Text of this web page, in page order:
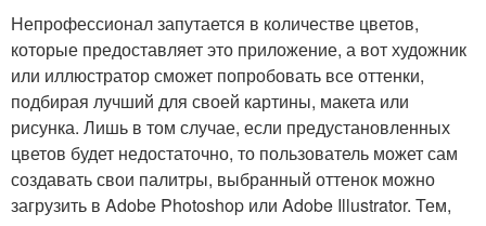
Непрофессионал запутается в количестве цветов,
которые предоставляет это приложение, а вот художник
или иллюстратор сможет попробовать все оттенки,
подбирая лучший для своей картины, макета или
рисунка. Лишь в том случае, если предустановленных
цветов будет недостаточно, то пользователь может сам
создавать свои палитры, выбранный оттенок можно
загрузить в Adobe Photoshop или Adobe Illustrator. Тем,